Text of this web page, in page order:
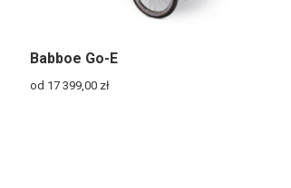
Babboe Go-E
od 17 399,00 zł